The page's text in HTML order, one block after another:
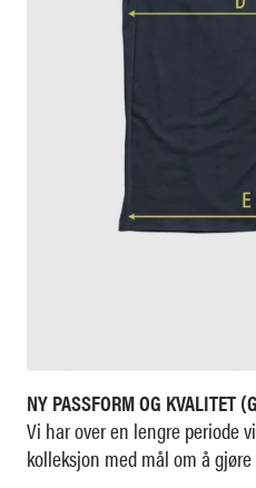
NY PASSFORM OG KVALITET
Vi har over en lengre periode
kolleksjon med mål om å